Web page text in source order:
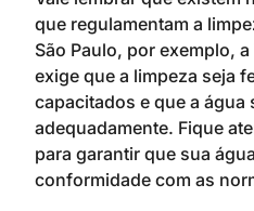
que regulamentam a
São Paulo, por exemplo,
exige que a limpeza seja
capacitados e que a água
adequadamente. Fique
para garantir que sua
conformidade com as